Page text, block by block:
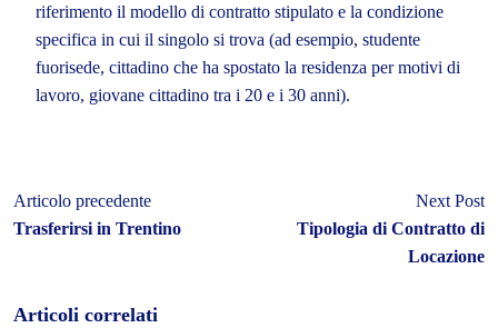
riferimento il modello di contratto stipulato e la condizione
specifica in cui il singolo si trova (ad esempio, studente
fuorisede, cittadino che ha spostato la residenza per motivi di
lavoro, giovane cittadino tra i 20 e i 30 anni).
Articolo precedente
Trasferirsi in Trentino
Next Post
Tipologia di Contratto di
Locazione
Articoli correlati